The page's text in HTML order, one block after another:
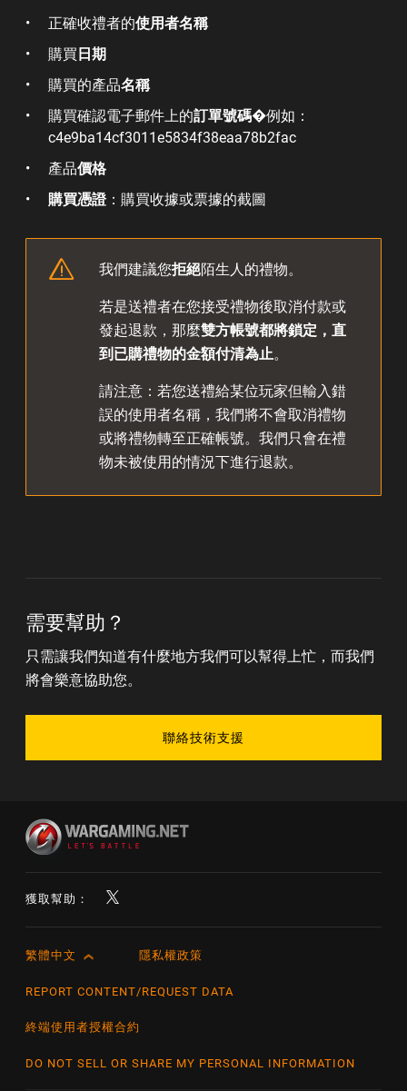
正確收禮者的使用者名稱
購買 日期
購買的產品名稱
購買確認電子郵件上的訂單號碼�例如：
c4e9ba14cf3011e5834f38eaa78b2fac
產品價格
購買憑證：購買收據或票據的截圖
我們建議您拒絕陌生人的禮物。
若是送禮者在您接受禮物後取消付款或
發起退款，那麼雙方帳號都將鎖定，直
到已購禮物的金額付清為止。
請注意：若您送禮給某位玩家但輸入錯
誤的使用者名稱，我們將不會取消禮物
或將禮物轉至正確帳號。我們只會在禮
物未被使用的情況下進行退款。
需要幫助？
只需讓我們知道有什麼地方我們可以幫得上忙，而我們
將會樂意協助您。
聯絡技術支援
獲取幫助：
English
Čeština
繁體中文 隱私權政策
REPORT CONTENT/REQUEST DATA
終端使用者授權合約
DO NOT SELL OR SHARE MY PERSONAL INFORMATION